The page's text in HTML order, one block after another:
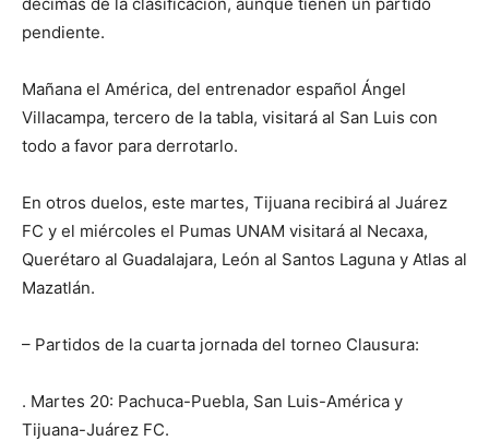
pendiente.
Mañana el América, del entrenador español Ángel
Villacampa, tercero de la tabla, visitará al San Luis con
todo a favor para derrotarlo.
En otros duelos, este martes, Tijuana recibirá al Juárez
FC y el miércoles el Pumas UNAM visitará al Necaxa,
Querétaro al Guadalajara, León al Santos Laguna y Atlas al
Mazatlán.
– Partidos de la cuarta jornada del torneo Clausura:
. Martes 20: Pachuca-Puebla, San Luis-América y
Tijuana-Juárez FC.